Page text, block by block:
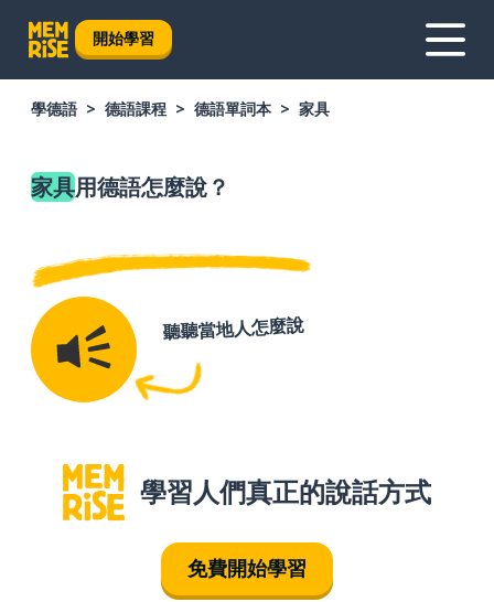
開始學習
學德語 德語課程 德語單詞本 家具
家具用德語怎麼說？
聽聽當地人怎麼說
學習人們真正的說話方式
免費開始學習